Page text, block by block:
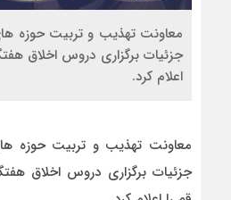
معاونت تهذیب و تربیت حوزه
جزئیات برگزاری دروس اخلاق
اعلام کرد.
معاونت تهذیب و تربیت حوزه
جزئیات برگزاری دروس اخلاق